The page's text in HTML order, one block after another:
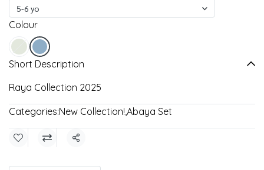
5-6 yo
Colour
Short Description
Raya Collection 2025
Categories:New Collection!,Abaya Set
Share